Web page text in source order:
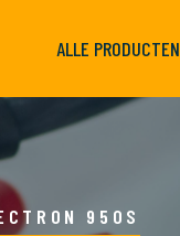
ALLE PRODUCTEN
950S